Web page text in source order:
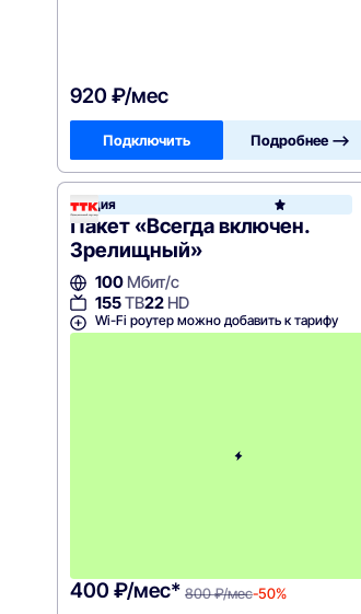
920 ₽/мес
Подключить Подробнее —>
Акция
Пакет «Всегда включен.
Зрелищный»
100Мбит/с
155ТВ22HD
Wi-Fi роутер можно добавить к тарифу
400 ₽/мес* 800 ₽/мес-50%